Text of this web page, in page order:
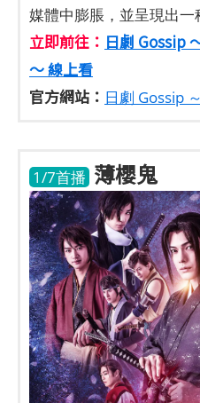
媒體中膨脹，並呈現出一
立即前往： 日劇 Gossip
～ 線上看
官方網站： 日劇 Gossip
1/7首播 薄櫻鬼